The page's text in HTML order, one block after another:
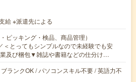
給 ※派遣先による
ピッキング・検品、商品管理）
＜とってもシンプルなので未経験でも安
及び梱包▼雑誌や書籍などの仕分け…
ランクOK / パソコンスキル不要 / 英語力不